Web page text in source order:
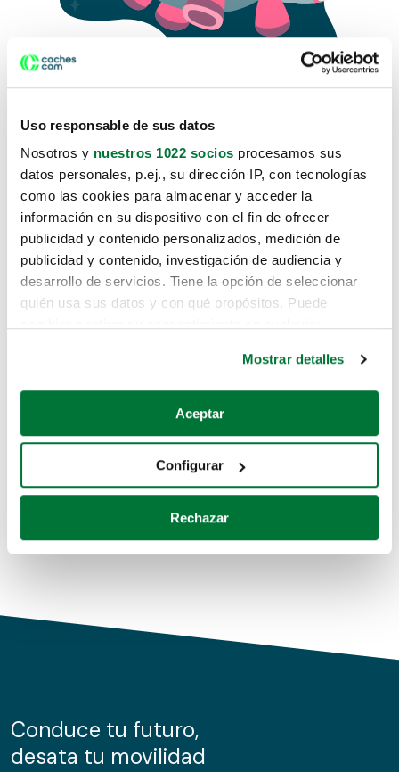
Uso responsable de sus datos
Nosotros y nuestros 1022 socios procesamos sus
datos personales, p.ej., su dirección IP, con tecnologías
como las cookies para almacenar y acceder la
información en su dispositivo con el fin de ofrecer
publicidad y contenido personalizados, medición de
publicidad y contenido, investigación de audiencia y
desarrollo de servicios. Tiene la opción de seleccionar
quién usa sus datos y con qué propósitos. Puede
Si lo permite, también quisiéramos:
Recopilar información sobre su ubicación geográfica
Identificar su dispositivo analizándolo activamente
para buscar características específicas (huellas
Obtenga más información sobre cómo se procesan sus
de cookies.
información sobre el uso que haga del sitio web con
nuestros partners de redes sociales, publicidad y análisis
Mostrar detalles
Aceptar
Configurar
Rechazar
Lo sentimos, no sabemos como
te hemos traido hasta aquí.
Pero puedes encontrar el coche que estás
buscando en alguno de estos enlaces:
Coches de segunda mano
Coches de km0
Conduce tu futuro,
desata tu movilidad